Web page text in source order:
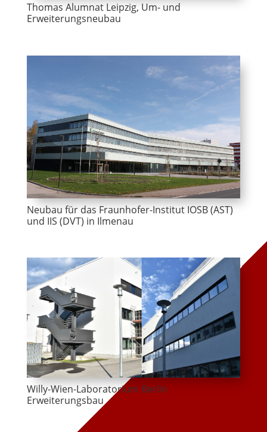
Thomas Alumnat Leipzig, Um- und
Erweiterungsneubau
Neubau für das Fraunhofer-Institut IOSB (AST)
und IIS (DVT) in Ilmenau
Willy-Wien-Laboratorium Berlin
Erweiterungsbau